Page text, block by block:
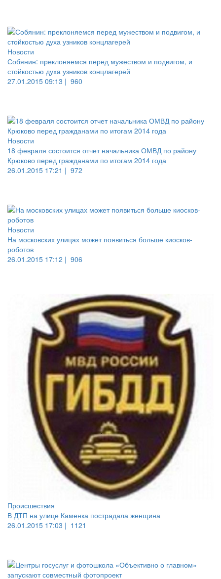
Новости
Собянин: преклоняемся перед мужеством и подвигом, и
стойкостью духа узников концлагерей
27.01.2015 09:13 | 960
Новости
18 февраля состоится отчет начальника ОМВД по району
Крюково перед гражданами по итогам 2014 года
26.01.2015 17:21 | 972
Новости
На московских улицах может появиться больше киосков-
роботов
26.01.2015 17:12 | 906
Происшествия
В ДТП на улице Каменка пострадала женщина
26.01.2015 17:03 | 1121